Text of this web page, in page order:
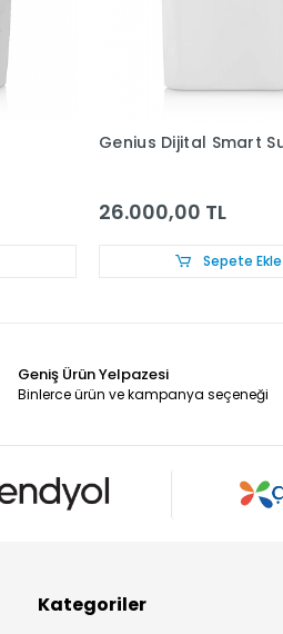
Genius Dijital Smart
26.000,00 TL
Sepete Ekle
Geniş Ürün Yelpazesi
Binlerce ürün ve kampanya seçeneği
Kategoriler